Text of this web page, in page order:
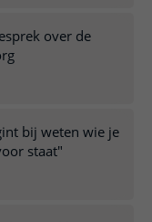
over de
bij weten wie je
staat"